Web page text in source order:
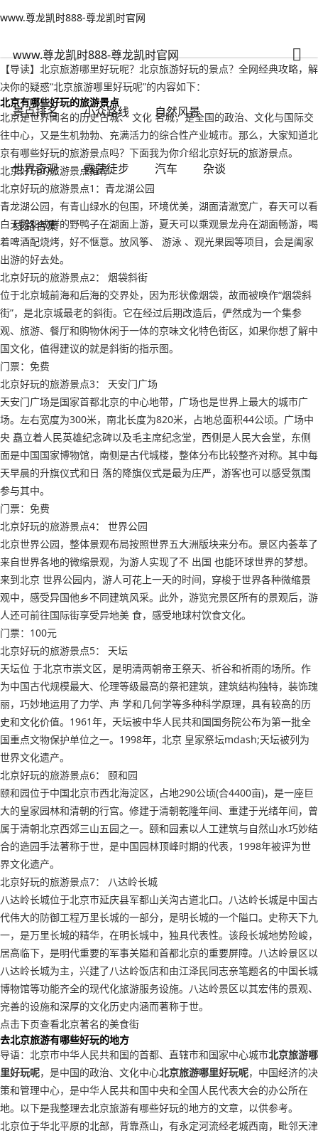
www.尊龙凯时888-尊龙凯时官网
www.尊龙凯时888-尊龙凯时官网
景点排名 小众路线 自然风景
世界奇观 露营徒步 汽车 杂谈
线路合集
www.尊龙凯时888-尊龙凯时官网
北京旅游哪里好玩呢？北京旅游好玩的景点-www.尊龙凯时888
【导读】北京旅游哪里好玩呢？北京旅游好玩的景点？全网经典攻略，解
决你的疑惑“北京旅游哪里好玩呢”的内容如下：
北京有哪些好玩的旅游景点
北京是世界闻名的历史古城、 文化 名城，是全国的政治、文化与国际交
往中心，又是生机勃勃、充满活力的综合性产业城市。那么，大家知道北
京有哪些好玩的旅游景点吗？下面我为你介绍北京好玩的旅游景点。
北京好玩的旅游景点推荐
北京好玩的旅游景点1：青龙湖公园
青龙湖公园，有青山绿水的包围，环境优美，湖面清澈宽广，春天可以看
白天鹅和成群的野鸭子在湖面上游，夏天可以乘观景龙舟在湖面畅游，喝
着啤酒配烧烤，好不惬意。放风筝、 游泳 、观光果园等项目，会是阖家
出游的好去处。
北京好玩的旅游景点2： 烟袋斜街
位于北京城前海和后海的交界处，因为形状像烟袋，故而被唤作“烟袋斜
街”，是北京城最老的斜街。它在经过后期改造后，俨然成为一个集参
观、旅游、餐厅和购物休闲于一体的京味文化特色街区，如果你想了解中
国文化，值得建议的就是斜街的指示图。
门票：免费
北京好玩的旅游景点3： 天安门广场
天安门广场是国家首都北京的中心地带，广场也是世界上最大的城市广
场。左右宽度为300米，南北长度为820米，占地总面积44公顷。广场中
央 矗立着人民英雄纪念碑以及毛主席纪念堂，西侧是人民大会堂，东侧
面是中国国家博物馆，南侧是古代城楼，整体分布比较整齐对称。其中每
天早晨的升旗仪式和日 落的降旗仪式是最为庄严，游客也可以感受氛围
参与其中。
门票：免费
北京好玩的旅游景点4： 世界公园
北京世界公园，整体景观布局按照世界五大洲版块来分布。景区内荟萃了
来自世界各地的微缩景观，为游人实现了不 出国 也能环球世界的梦想。
来到北京 世界公园内，游人可花上一天的时间，穿梭于世界各种微缩景
观中，感受异国他乡不同建筑风采。此外，游览完景区所有的景观后，游
人还可前往国际街享受异地美 食，感受地球村饮食文化。
门票：100元
北京好玩的旅游景点5： 天坛
天坛位 于北京市崇文区，是明清两朝帝王祭天、祈谷和祈雨的场所。作
为中国古代规模最大、伦理等级最高的祭祀建筑，建筑结构独特，装饰瑰
丽，巧妙地运用了力学、声 学和几何学等多种科学原理，具有较高的历
史和文化价值。1961年，天坛被中华人民共和国国务院公布为第一批全
国重点文物保护单位之一。1998年，北京 皇家祭坛mdash;天坛被列为
世界文化遗产。
北京好玩的旅游景点6： 颐和园
颐和园位于中国北京市西北海淀区，占地290公顷(合4400亩)，是一座巨
大的皇家园林和清朝的行宫。修建于清朝乾隆年间、重建于光绪年间，曾
属于清朝北京西郊三山五园之一。颐和园素以人工建筑与自然山水巧妙结
合的造园手法著称于世，是中国园林顶峰时期的代表，1998年被评为世
界文化遗产。
北京好玩的旅游景点7： 八达岭长城
八达岭长城位于北京市延庆县军都山关沟古道北口。八达岭长城是中国古
代伟大的防御工程万里长城的一部分，是明长城的一个隘口。史称天下九
一，是万里长城的精华，在明长城中，独具代表性。该段长城地势险峻，
居高临下，是明代重要的军事关隘和首都北京的重要屏障。八达岭景区以
八达岭长城为主，兴建了八达岭饭店和由江泽民同志亲笔题名的中国长城
博物馆等功能齐全的现代化旅游服务设施。八达岭景区以其宏伟的景观、
完善的设施和深厚的文化历史内涵而著称于世。
点击下页查看北京著名的美食街
去北京旅游有哪些好玩的地方
导语：北京市中华人民共和国的首都、直辖市和国家中心城市北京旅游哪
里好玩呢，是中国的政治、文化中心北京旅游哪里好玩呢，中国经济的决
策和管理中心，是中华人民共和国中央和全国人民代表大会的办公所在
地。以下是我整理去北京旅游有哪些好玩的地方的文章，以供参考。
北京位于华北平原的北部，背靠燕山，有永定河流经老城西南，毗邻天津